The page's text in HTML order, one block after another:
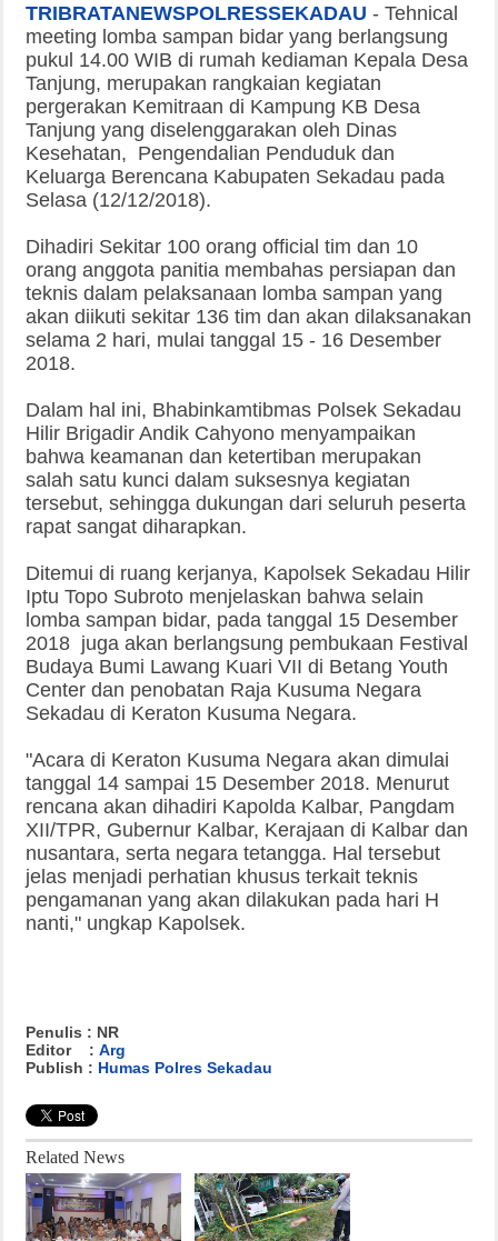
TRIBRATANEWSPOLRESSEKADAU - Tehnical
meeting lomba sampan bidar yang berlangsung
pukul 14.00 WIB di rumah kediaman Kepala Desa
Tanjung, merupakan rangkaian kegiatan
pergerakan Kemitraan di Kampung KB Desa
Tanjung yang diselenggarakan oleh Dinas
Kesehatan, Pengendalian Penduduk dan
Keluarga Berencana Kabupaten Sekadau pada
Selasa (12/12/2018).
Dihadiri Sekitar 100 orang official tim dan 10
orang anggota panitia membahas persiapan dan
teknis dalam pelaksanaan lomba sampan yang
akan diikuti sekitar 136 tim dan akan dilaksanakan
selama 2 hari, mulai tanggal 15 - 16 Desember
2018.
Dalam hal ini, Bhabinkamtibmas Polsek Sekadau
Hilir Brigadir Andik Cahyono menyampaikan
bahwa keamanan dan ketertiban merupakan
salah satu kunci dalam suksesnya kegiatan
tersebut, sehingga dukungan dari seluruh peserta
rapat sangat diharapkan.
Ditemui di ruang kerjanya, Kapolsek Sekadau Hilir
Iptu Topo Subroto menjelaskan bahwa selain
lomba sampan bidar, pada tanggal 15 Desember
2018 juga akan berlangsung pembukaan Festival
Budaya Bumi Lawang Kuari VII di Betang Youth
Center dan penobatan Raja Kusuma Negara
Sekadau di Keraton Kusuma Negara.
"Acara di Keraton Kusuma Negara akan dimulai
tanggal 14 sampai 15 Desember 2018. Menurut
rencana akan dihadiri Kapolda Kalbar, Pangdam
XII/TPR, Gubernur Kalbar, Kerajaan di Kalbar dan
nusantara, serta negara tetangga. Hal tersebut
jelas menjadi perhatian khusus terkait teknis
pengamanan yang akan dilakukan pada hari H
nanti," ungkap Kapolsek.
Penulis : NR
Editor : Arg
Publish : Humas Polres Sekadau
Related News